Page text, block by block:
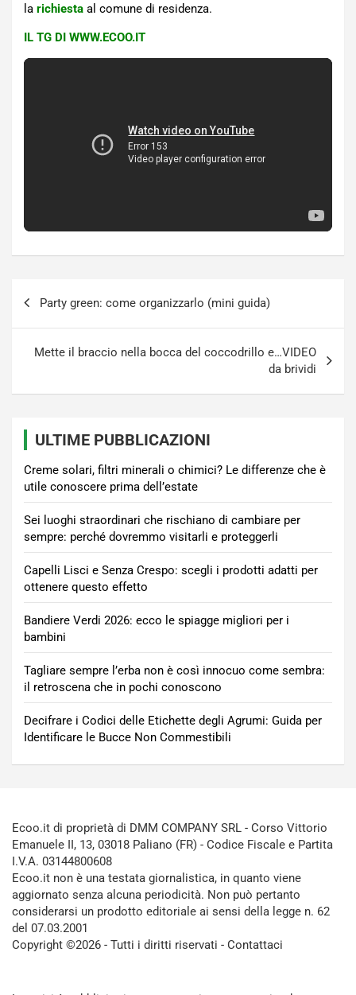
la richiesta al comune di residenza.
IL TG DI WWW.ECOO.IT
articoli
Party green: come organizzarlo (mini guida)
Mette il braccio nella bocca del coccodrillo e…VIDEO
da brividi
ULTIME PUBBLICAZIONI
Creme solari, filtri minerali o chimici? Le differenze che è
utile conoscere prima dell’estate
Sei luoghi straordinari che rischiano di cambiare per
sempre: perché dovremmo visitarli e proteggerli
Capelli Lisci e Senza Crespo: scegli i prodotti adatti per
ottenere questo effetto
Bandiere Verdi 2026: ecco le spiagge migliori per i
bambini
Tagliare sempre l’erba non è così innocuo come sembra:
il retroscena che in pochi conoscono
Decifrare i Codici delle Etichette degli Agrumi: Guida per
Identificare le Bucce Non Commestibili
Ecoo.it di proprietà di DMM COMPANY SRL - Corso Vittorio
Emanuele II, 13, 03018 Paliano (FR) - Codice Fiscale e Partita
I.V.A. 03144800608
Ecoo.it non è una testata giornalistica, in quanto viene
aggiornato senza alcuna periodicità. Non può pertanto
considerarsi un prodotto editoriale ai sensi della legge n. 62
del 07.03.2001
Copyright ©2026 - Tutti i diritti riservati - Contattaci